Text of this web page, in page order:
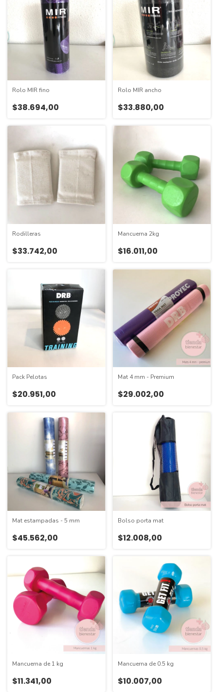
Rolo MIR fino
$38.694,00
Rolo MIR ancho
$33.880,00
Rodilleras
$33.742,00
Mancuerna 2kg
$16.011,00
Pack Pelotas
$20.951,00
Mat 4 mm - Premium
$29.002,00
Mat estampadas - 5 mm
$45.562,00
Bolso porta mat
$12.008,00
Mancuerna de 1 kg
$11.341,00
Mancuerna de 0.5 kg
$10.007,00